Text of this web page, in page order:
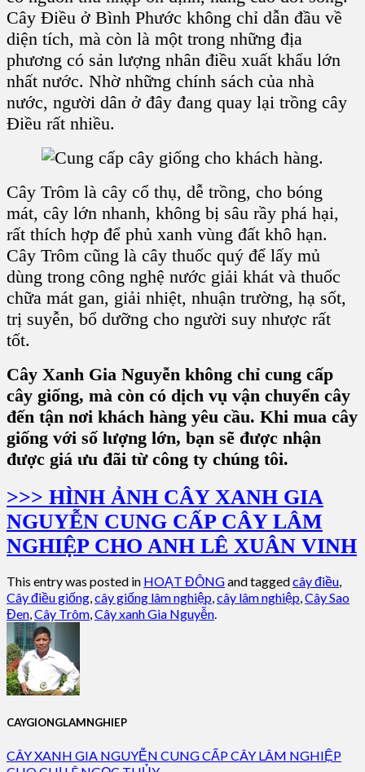
Cây Điều ở Bình Phước không chỉ dẫn đầu về
diện tích, mà còn là một trong những địa
phương có sản lượng nhân điều xuất khẩu lớn
nhất nước. Nhờ những chính sách của nhà
nước, người dân ở đây đang quay lại trồng cây
Điều rất nhiều.
Cây Trôm là cây cổ thụ, dễ trồng, cho bóng
mát, cây lớn nhanh, không bị sâu rầy phá hại,
rất thích hợp để phủ xanh vùng đất khô hạn.
Cây Trôm cũng là cây thuốc quý để lấy mủ
dùng trong công nghệ nước giải khát và thuốc
chữa mát gan, giải nhiệt, nhuận trường, hạ sốt,
trị suyễn, bổ dưỡng cho người suy nhược rất
tốt.
Cây Xanh Gia Nguyễn không chỉ cung cấp
cây giống, mà còn có dịch vụ vận chuyển cây
đến tận nơi khách hàng yêu cầu. Khi mua cây
giống với số lượng lớn, bạn sẽ được nhận
được giá ưu đãi từ công ty chúng tôi.
>>> HÌNH ẢNH CÂY XANH GIA
NGUYỄN CUNG CẤP CÂY LÂM
NGHIỆP CHO ANH LÊ XUÂN VINH
This entry was posted in HOẠT ĐỘNGand taggedcây điều,
Cây điều giống,cây giống lâm nghiệp,cây lâm nghiệp,Cây Sao
Đen,Cây Trôm,Cây xanh Gia Nguyễn.
CAYGIONGLAMNGHIEP
CÂY XANH GIA NGUYỄN CUNG CẤP CÂY LÂM NGHIỆP